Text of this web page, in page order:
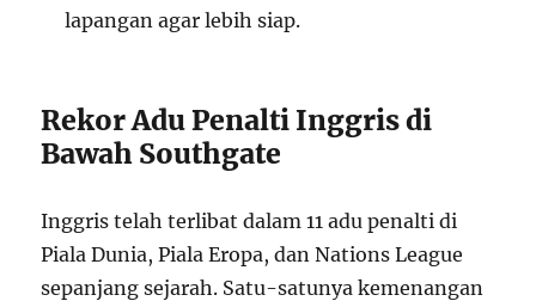
lapangan agar lebih siap.
Rekor Adu Penalti Inggris di
Bawah Southgate
Inggris telah terlibat dalam 11 adu penalti di
Piala Dunia, Piala Eropa, dan Nations League
sepanjang sejarah. Satu-satunya kemenangan